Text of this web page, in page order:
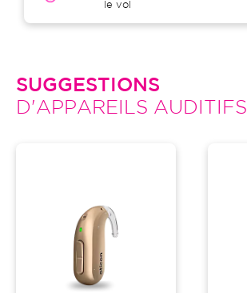
le vol
SUGGESTIONS
D'APPAREILS AUDITIFS